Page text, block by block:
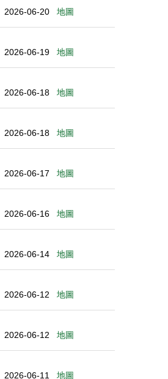
2026-06-20 地圖
2026-06-19 地圖
2026-06-18 地圖
2026-06-18 地圖
2026-06-17 地圖
2026-06-16 地圖
2026-06-14 地圖
2026-06-12 地圖
2026-06-12 地圖
2026-06-11 地圖